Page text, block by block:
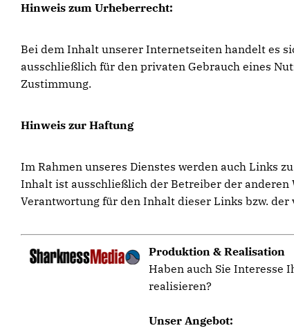
Hinweis zum Urheberrecht:
Bei dem Inhalt unserer Internetseiten handelt es
ausschließlich für den privaten Gebrauch eines
Zustimmung.
Hinweis zur Haftung
Im Rahmen unseres Dienstes werden auch Links
Inhalt ist ausschließlich der Betreiber der anderen
Verantwortung für den Inhalt dieser Links bzw.
Produktion & Realisation
Haben auch Sie Interesse
realisieren?
Unser Angebot: